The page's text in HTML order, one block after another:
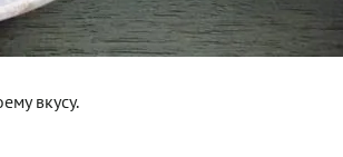
вкусу.